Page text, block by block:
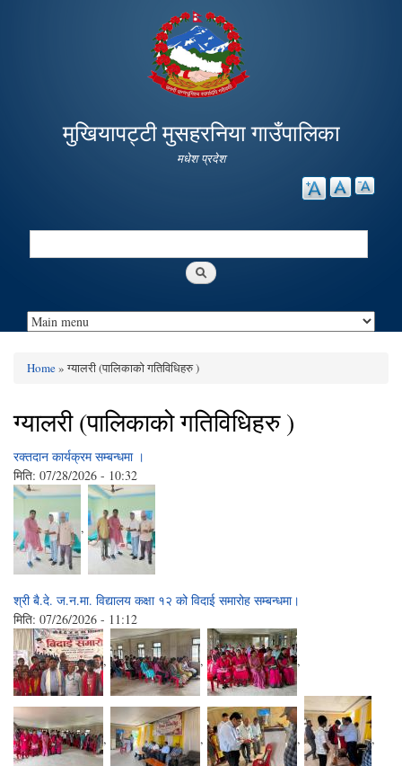
main
content
मुखियापट्टी मुसहरनिया गाउँपालिका
मधेश प्रदेश
Search
You are here
Home» ग्यालरी (पालिकाको गतिविधिहरु )
ग्यालरी (पालिकाको गतिविधिहरु )
रक्तदान कार्यक्रम सम्बन्धमा ।
मिति: 07/28/2026 - 10:32
,
श्री बै.दे. ज.न.मा. विद्यालय कक्षा १२ को विदाई समारोह सम्बन्धमा।
मिति: 07/26/2026 - 11:12
, , ,
, , , ,